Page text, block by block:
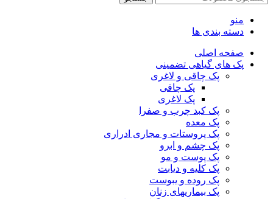
منو
دسته بندی ها
صفحه اصلی
پک های گیاهی تضمینی
پک چاقی و لاغری
پک چاقی
پک لاغری
پک کبد چرب و صفرا
پک معده
پک پروستات و مجاری ادراری
پک چشم و ابرو
پک پوست و مو
پک کلیه و دیابت
پک روده و یبوست
پک بیماریهای زنان